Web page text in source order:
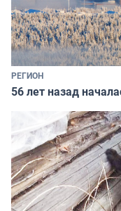
РЕГИОН
56 лет назад